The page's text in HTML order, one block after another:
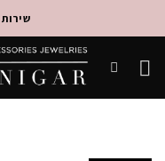
to
שירות